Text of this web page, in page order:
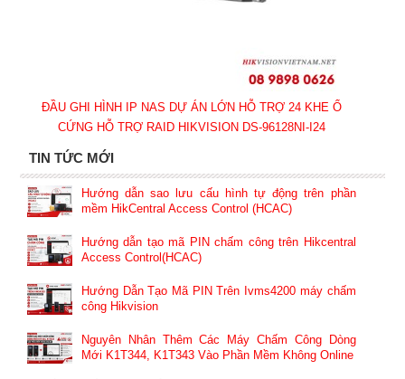
ĐẦU GHI HÌNH IP NAS DỰ ÁN LỚN HỖ TRỢ 24 KHE Ổ
CỨNG HỖ TRỢ RAID HIKVISION DS-96128NI-I24
TIN TỨC MỚI
Hướng dẫn sao lưu cấu hình tự động trên phần
mềm HikCentral Access Control (HCAC)
Hướng dẫn tạo mã PIN chấm công trên Hikcentral
Access Control(HCAC)
Hướng Dẫn Tạo Mã PIN Trên Ivms4200 máy chấm
công Hikvision
Nguyên Nhân Thêm Các Máy Chấm Công Dòng
Mới K1T344, K1T343 Vào Phần Mềm Không Online